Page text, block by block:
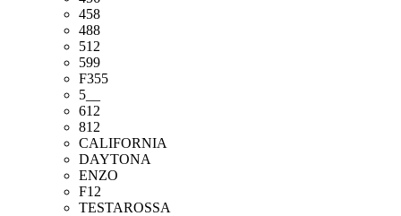
458
488
512
599
F355
5__
612
812
CALIFORNIA
DAYTONA
ENZO
F12
TESTAROSSA